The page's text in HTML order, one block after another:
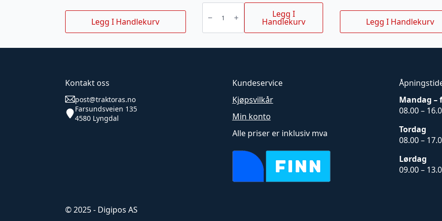
Legg I Handlekurv
SOLO
Trykksprøyte
antall
Legg I
Handlekurv Legg I Handlekurv
Kontakt oss
post@traktoras.no
Farsundsveien 135
4580 Lyngdal
Kundeservice
Kjøpsvilkår
Min konto
Alle priser er inklusiv mva
Mandag –
08.00 –
Tordag
08.00 –
Lørdag
09.00 –
© 2025 - Digipos AS